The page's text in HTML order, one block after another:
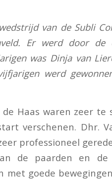
van de Subli
Er werd door de
was Dinja van
werd
Haas waren zeer te
verschenen. Dhr.
professioneel
de paarden en de
met goede